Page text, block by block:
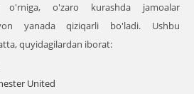
o'rniga, o'zaro kurashda jamoalar
yanada qiziqarli bo'ladi. Ushbu
quyidagilardan iborat:
United